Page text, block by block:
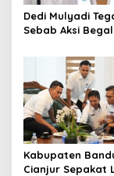
Dedi Mulyadi
Sebab Aksi
Ekonomi
Kabupaten
Cianjur Sepakat